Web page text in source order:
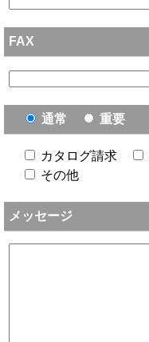
FAX
通常 重要
カタログ請求
その他
メッセージ